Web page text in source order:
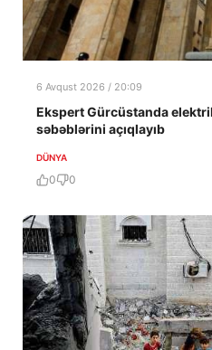
6 Avqust 2026 / 20:09
Ekspert Gürcüstanda
səbəblərini açıqlayıb
DÜNYA
0 0